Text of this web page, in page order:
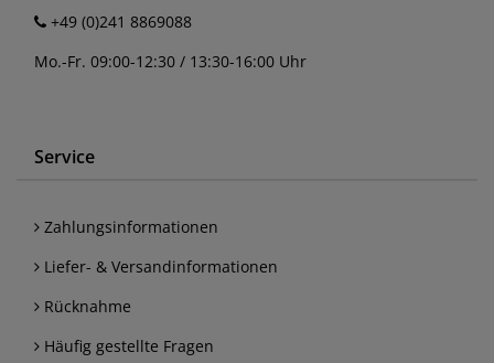
+49 (0)241 8869088
Mo.-Fr. 09:00-12:30 / 13:30-16:00 Uhr
Service
Zahlungsinformationen
Liefer- & Versandinformationen
Rücknahme
Häufig gestellte Fragen